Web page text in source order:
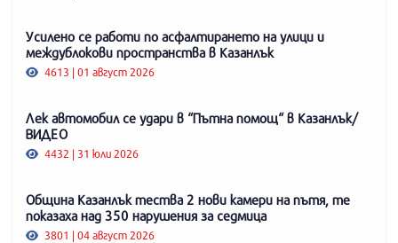
Усилено се работи по асфалтирането на улици и
междублокови пространства в Казанлък
4613 | 01 август 2026
Лек автомобил се удари в “Пътна помощ“ в Казанлък/
ВИДЕО
4432 | 31 юли 2026
Община Казанлък тества 2 нови камери на пътя, те
показаха над 350 нарушения за седмица
3801 | 04 август 2026